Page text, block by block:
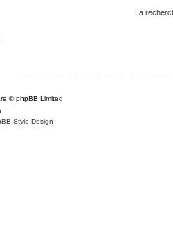
La
© phpBB Limited
Style-Design